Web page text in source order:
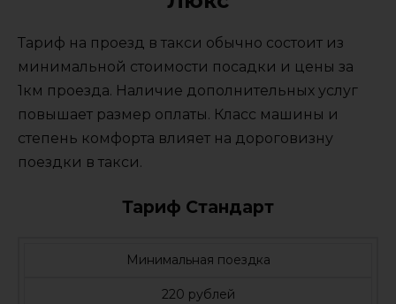
Тариф на проезд в такси обычно состоит из
минимальной стоимости посадки и цены за
1км проезда. Наличие дополнительных услуг
повышает размер оплаты. Класс машины и
степень комфорта влияет на дороговизну
поездки в такси.
Тариф Стандарт
Минимальная поездка
220 рублей